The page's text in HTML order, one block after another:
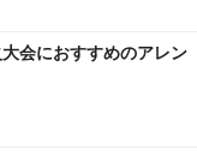
会におすすめのアレン